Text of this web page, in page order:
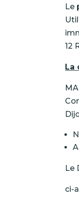
Le
12
La
Le
ci-